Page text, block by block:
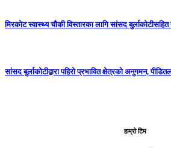
मिरकोट स्वास्थ्य चौकी विस्तारका लागि सांसद बुर्लाकोटीसहित
सांसद बुर्लाकोटीद्वारा पहिरो प्रभावित क्षेत्रको अनुगमन,
हाम्रो टिम